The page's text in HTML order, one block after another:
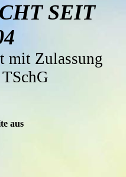
SEIT
mit Zulassung
aus